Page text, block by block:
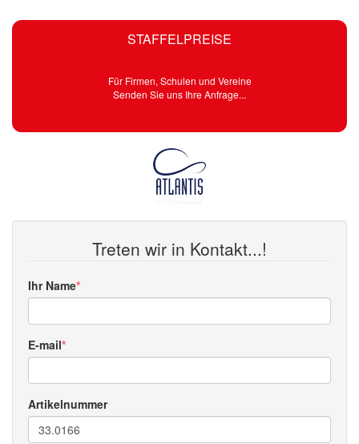
STAFFELPREISE
Für Firmen, Schulen und Vereine
Senden Sie uns Ihre Anfrage...
Treten wir in Kontakt...!
Ihr Name
E-mail
Artikelnummer